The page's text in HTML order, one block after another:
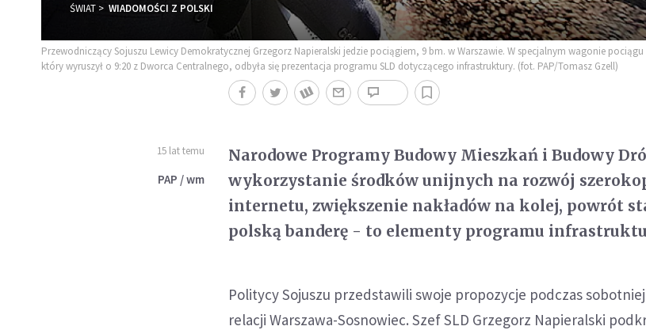
ŚWIAT WIADOMOŚCI Z POLSKI
Przewodniczący Sojuszu Lewicy Demokratycznej Grzegorz Napieralski jedzie pociągiem, 9 bm. w Warszawie. W specjalnym wagonie
który wyruszył o 9:20 z Dworca Centralnego, odbyła się prezentacja programu SLD dotyczącego infrastruktury. (fot. PAP/Tomasz Gzell)
15 lat temu
PAP / wm
Narodowe Programy Budowy Mieszkań i Budowy
wykorzystanie środków unijnych na rozwój
internetu, zwiększenie nakładów na kolej, powrót
polską banderę - to elementy programu
Politycy Sojuszu przedstawili swoje propozycje podczas
relacji Warszawa-Sosnowiec. Szef SLD Grzegorz Napieralski